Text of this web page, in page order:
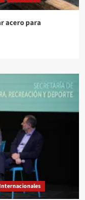
acero para
Internacionales